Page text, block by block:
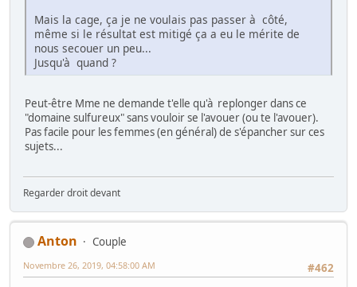
Mais la cage, ça je ne voulais pas passer à côté,
même si le résultat est mitigé ça a eu le mérite de
nous secouer un peu...
Jusqu'à quand ?
Peut-être Mme ne demande t'elle qu'à replonger dans ce
"domaine sulfureux" sans vouloir se l'avouer (ou te l'avouer).
Pas facile pour les femmes (en général) de s'épancher sur ces
sujets...
Regarder droit devant
Anton
Couple
#462
Novembre 26, 2019, 04:58:00 AM